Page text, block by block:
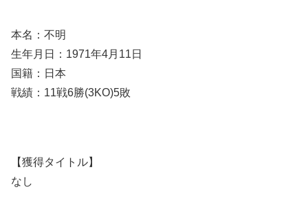
本名：不明
生年月日：1971年4月11日
国籍：日本
戦績：11戦6勝(3KO)5敗
【獲得タイトル】
なし